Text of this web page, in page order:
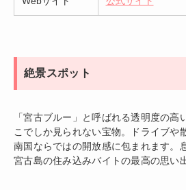
絶景スポット
「宮古ブルー」と呼ばれる透明度の高
こでしか見られない宝物。ドライブや
南国ならではの開放感に包まれます。
宮古島の住み込みバイトの最高の思い